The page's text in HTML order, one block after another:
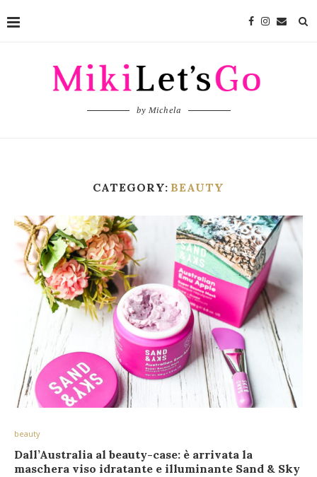
by Michela
CATEGORY: BEAUTY
beauty
Dall’Australia al beauty-case: è arrivata la
maschera viso idratante e illuminante Sand & Sky